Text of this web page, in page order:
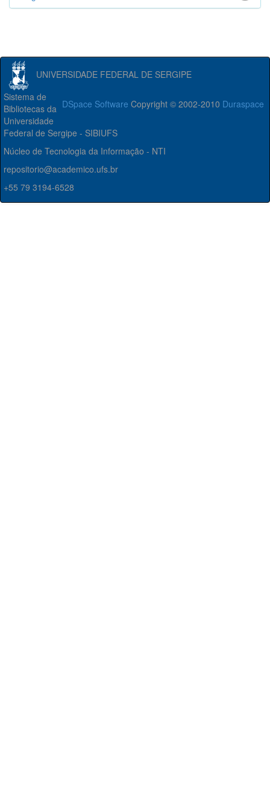
UNIVERSIDADE FEDERAL DE SERGIPE
DSpace Software Copyright © 2002-2010 Duraspace
Sistema de
Bibliotecas da
Universidade
Federal de Sergipe - SIBIUFS
Núcleo de Tecnologia da Informação - NTI
repositorio@academico.ufs.br
+55 79 3194-6528